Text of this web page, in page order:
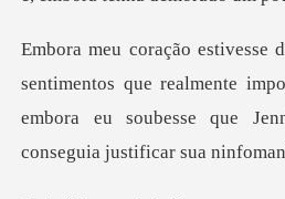
s que realmente
embora eu soubesse q